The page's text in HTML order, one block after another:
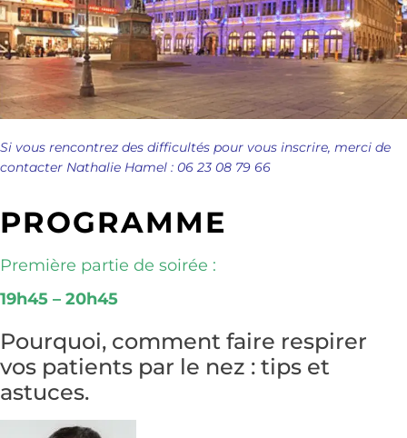
Si vous rencontrez des difficultés pour vous inscrire, merci de
contacter Nathalie Hamel : 06 23 08 79 66
PROGRAMME
Première partie de soirée :
19h45 – 20h45
Pourquoi, comment faire respirer
vos patients par le nez : tips et
astuces.